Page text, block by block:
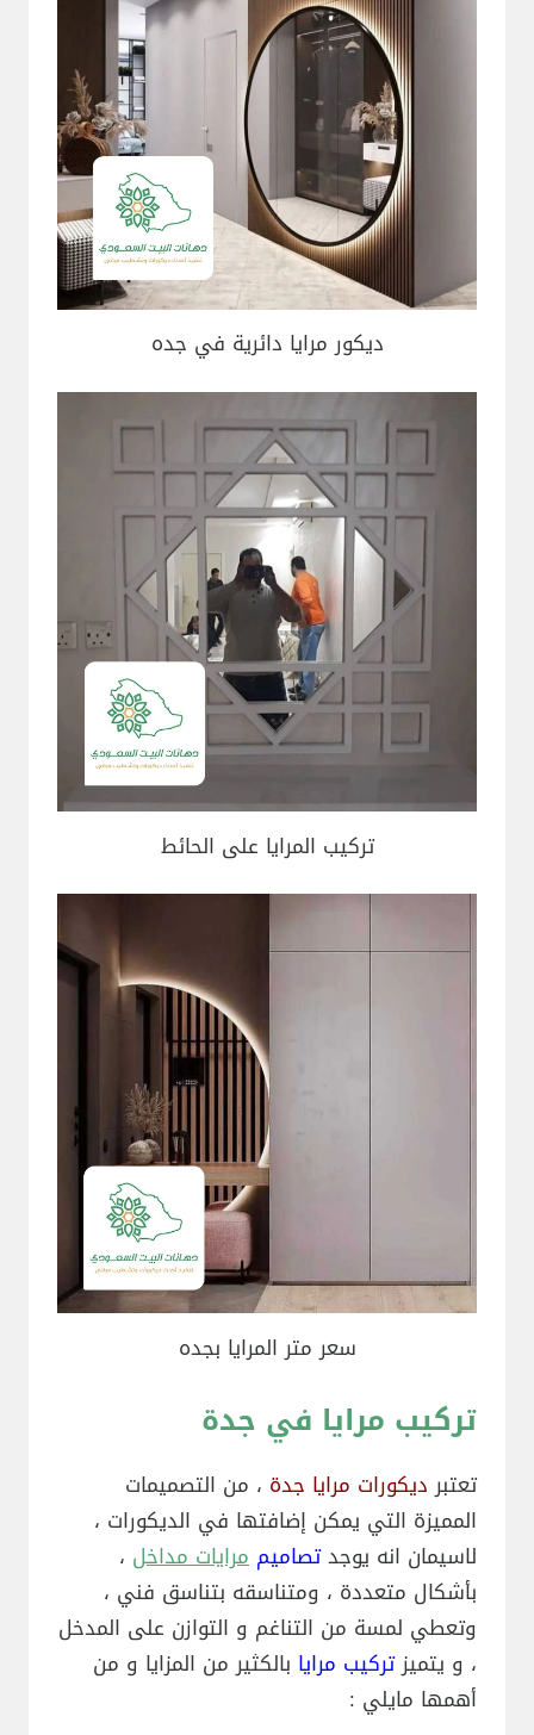
ديكور مرايا دائرية في جده
تركيب المرايا على الحائط
سعر متر المرايا بجده
تركيب مرايا في جدة
تعتبر ديكورات مرايا جدة ، من التصميمات
المميزة التي يمكن إضافتها في الديكورات ،
لاسيمان انه يوجدتصاميم مرايات مداخل ،
بأشكال متعددة ، ومتناسقه بتناسق فني ،
وتعطي لمسة من التناغم و التوازن على المدخل
، و يتميزتركيب مرايا بالكثير من المزايا و من
أهمها مايلي :